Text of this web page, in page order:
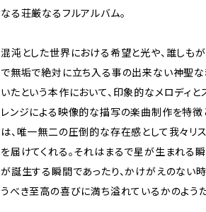
なる荘厳なるフルアルバム。
混沌とした世界における希望と光や、誰しも
で無垢で絶対に立ち入る事の出来ない神聖
いたという本作において、印象的なメロディ
レンジによる映像的な描写の楽曲制作を特
は、唯一無二の圧倒的な存在感として我々リ
を届けてくれる。それはまるで星が生まれる
が誕生する瞬間であったり、かけがえのない
うべき至高の喜びに満ち溢れているかのようだ